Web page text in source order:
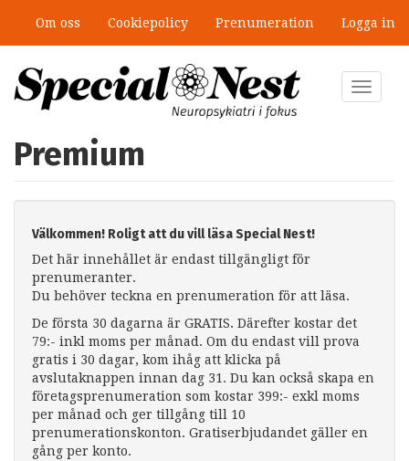
huvudinnehåll
Om oss Cookiepolicy Prenumeration Logga in
Toggle
Premium
Välkommen! Roligt att du vill läsa Special Nest!
Det här innehållet är endast tillgängligt för
prenumeranter.
Du behöver teckna en prenumeration för att läsa.
De första 30 dagarna är GRATIS. Därefter kostar det
79:- inkl moms per månad. Om du endast vill prova
gratis i 30 dagar, kom ihåg att klicka på
avslutaknappen innan dag 31. Du kan också skapa en
företagsprenumeration som kostar 399:- exkl moms
per månad och ger tillgång till 10
prenumerationskonton. Gratiserbjudandet gäller en
gång per konto.